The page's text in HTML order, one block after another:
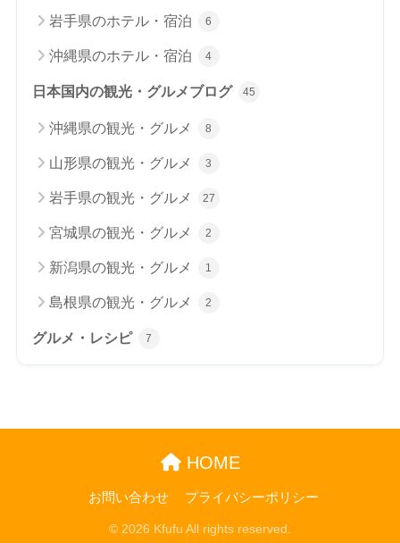
岩手県のホテル・宿泊 6
沖縄県のホテル・宿泊 4
日本国内の観光・グルメブログ 45
沖縄県の観光・グルメ 8
山形県の観光・グルメ 3
岩手県の観光・グルメ 27
宮城県の観光・グルメ 2
新潟県の観光・グルメ 1
島根県の観光・グルメ 2
グルメ・レシピ 7
HOME
お問い合わせ プライバシーポリシー
© 2026 Kfufu All rights reserved.